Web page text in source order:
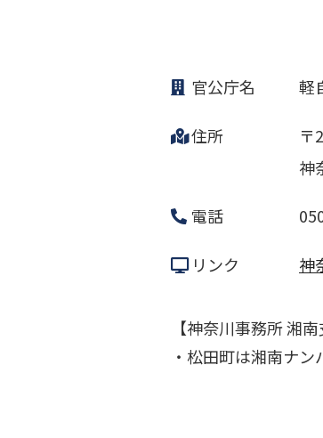
官公庁名 軽
住所
〒
神
電話
リンク 神
【神奈川事務所 湘
・松田町は湘南ナン